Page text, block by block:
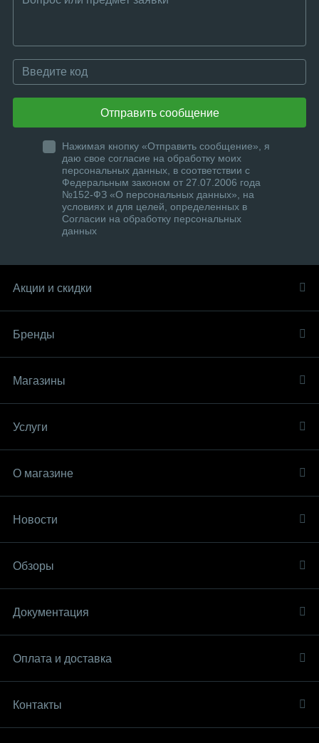
Отправить сообщение
Нажимая кнопку «Отправить сообщение», я
даю свое согласие на обработку моих
персональных данных, в соответствии с
Федеральным законом от 27.07.2006 года
№152-ФЗ «О персональных данных», на
условиях и для целей, определенных в
Согласии на обработку персональных
данных
Акции и скидки
Бренды
Магазины
Услуги
О магазине
Новости
Обзоры
Документация
Оплата и доставка
Контакты